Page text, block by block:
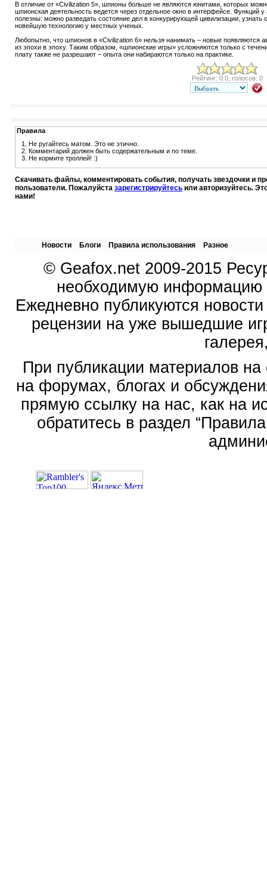
В отличие от «Civilization 5», шпионы больше не являются юнитами, которых
шпионская деятельность ведется через отдельное окно в интерфейсе. Функций у
полезны: можно разведать состояние дел в конкурирующей цивилизации, узнать
новейшую технологию у местных ученых.
Любопытно, что шпионов в «Civilization 6» нельзя нанимать – новые появляются
из эпохи в эпоху. Таким образом, «шпионские игры» усложняются только с
плату также не разрешают – опыта они набираются только на практике.
Рейтинг: 0.0, голосов: 0
Правила
1. Не ругайтесь матом. Это не этично.
2. Комментарий должен быть содержательным и по теме.
3. Не кормите троллей! :)
Скачивать файлы, комментировать события, получать звездочки и
пользователи. Пожалуйста зарегистрируйтесь или авторизуйтесь.
нами!
Новости Блоги Правила использования Разное
© Geafox.net 2009-2015
необходимую информацию
Ежедневно публикуются
рецензии на уже вышедшие
При публикации материалов
на форумах, блогах и
прямую ссылку на нас, как на
обратитесь в раздел